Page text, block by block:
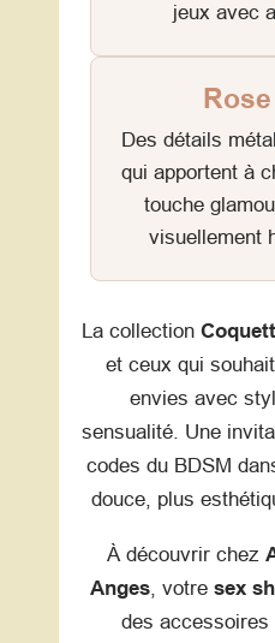
jeux avec
Des détails
qui apportent à
touche
visuellement
La collection
et ceux qui
envies avec
sensualité. Une
codes du BDSM
douce, plus
À découvrir chez
Anges, votre sex
des